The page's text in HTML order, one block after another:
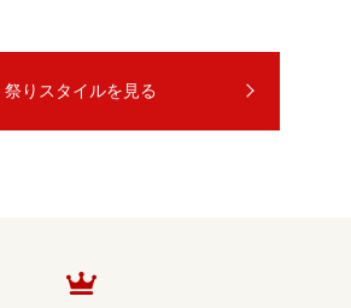
祭りスタイルを見る